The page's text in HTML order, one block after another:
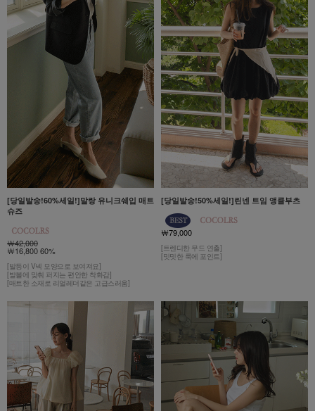
[당일발송!60%세일!]말랑 유니크쉐입 매트
슈즈
￦42,000
￦16,800 60%
[발등이 V넥 모양으로 보여져요]
[발볼에 맞춰 퍼지는 편안한 착화감]
[매트한 소재로 리얼레더같은 고급스러움]
[당일발송!50%세일!]린넨 트임 앵클부츠
￦79,000
[트렌디한 무드 연출]
[밋밋한 룩에 포인트]